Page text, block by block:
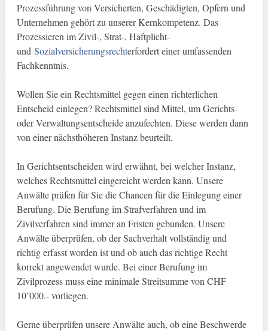
Prozessführung von Versicherten, Geschädigten, Opfern und
Unternehmen gehört zu unserer Kernkompetenz. Das
Prozessieren im Zivil-, Strat-, Haftplicht-
und Sozialversicherungsrechterfordert einer umfassenden
Fachkenntnis.
Wollen Sie ein Rechtsmittel gegen einen richterlichen
Entscheid einlegen? Rechtsmittel sind Mittel, um Gerichts-
oder Verwaltungsentscheide anzufechten. Diese werden dann
von einer nächsthöheren Instanz beurteilt.
In Gerichtsentscheiden wird erwähnt, bei welcher Instanz,
welches Rechtsmittel eingereicht werden kann. Unsere
Anwälte prüfen für Sie die Chancen für die Einlegung einer
Berufung. Die Berufung im Strafverfahren und im
Zivilverfahren sind immer an Fristen gebunden. Unsere
Anwälte überprüfen, ob der Sachverhalt vollständig und
richtig erfasst worden ist und ob auch das richtige Recht
korrekt angewendet wurde. Bei einer Berufung im
Zivilprozess muss eine minimale Streitsumme von CHF
10’000.- vorliegen.
Gerne überprüfen unsere Anwälte auch, ob eine Beschwerde